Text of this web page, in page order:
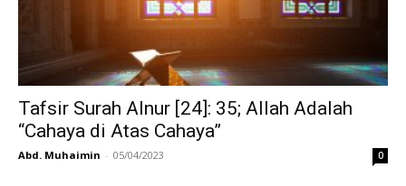
Tafsir Surah Alnur [24]: 35; Allah Adalah
“Cahaya di Atas Cahaya”
Abd. Muhaimin - 05/04/2023 0